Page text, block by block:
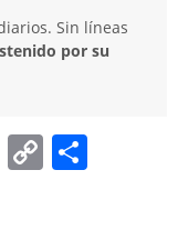
Sin líneas
por su
X C